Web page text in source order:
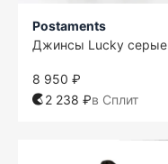
Postaments
Джинсы Lucky серые
8 950 ₽
2 238 ₽в Сплит